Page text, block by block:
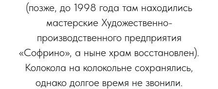
(позже, до 1998 года там находились
мастерские Художественно-
производственного предприятия
«Софрино», а ныне храм восстановлен).
Колокола на колокольне сохранялись,
однако долгое время не звонили.